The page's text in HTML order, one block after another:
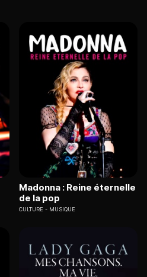
Madonna : Reine éternelle
de la pop
CULTURE MUSIQUE